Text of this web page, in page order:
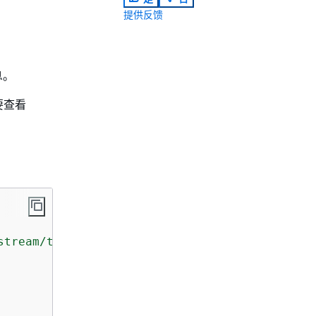
查看
test-vir-kinesis-stream"
提供反馈